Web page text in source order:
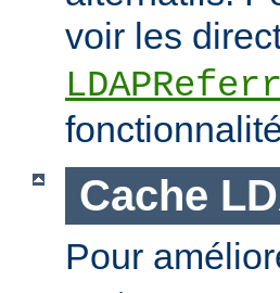
voir les
Cache
Pour